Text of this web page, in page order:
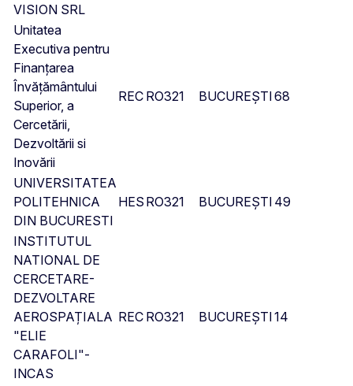
VISION SRL
Unitatea
Executiva pentru
Finanțarea
Învățământului
Superior, a
Cercetării,
Dezvoltării si
Inovării
REC RO321 BUCUREȘTI68
UNIVERSITATEA
POLITEHNICA
DIN BUCURESTI
HES RO321 BUCUREȘTI 49
INSTITUTUL
NATIONAL DE
CERCETARE-
DEZVOLTARE
AEROSPAȚIALA
"ELIE
CARAFOLI"-
INCAS
REC RO321 BUCUREȘTI14